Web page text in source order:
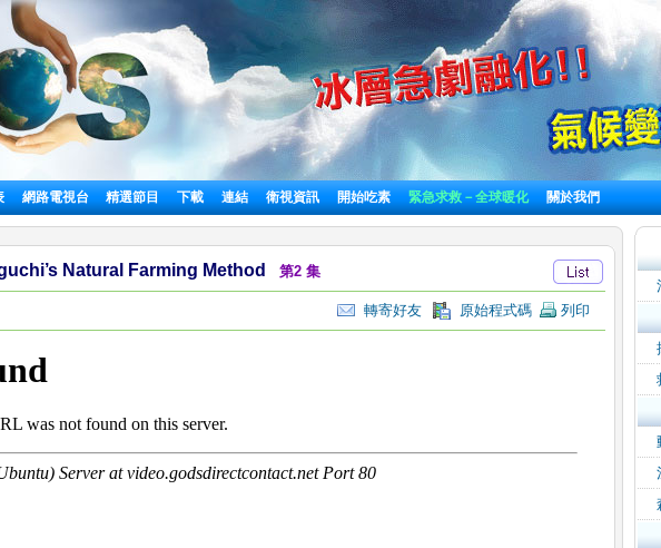
網路電視台 精選節目 下載 連結 衛視資訊 開始吃素 緊急求救－全球暖化 關於我們
Natural Farming Method 第2 集
轉寄好友 原始程式碼 列印